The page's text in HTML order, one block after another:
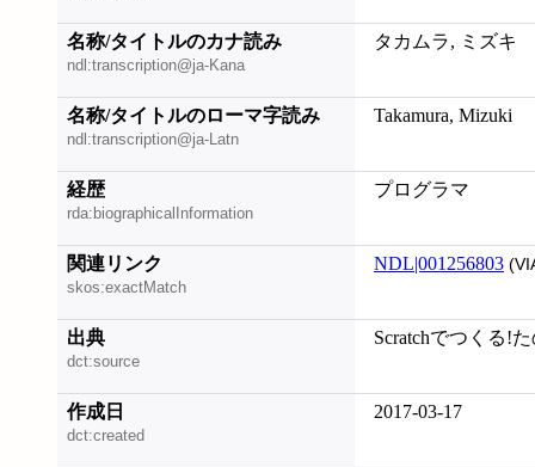
名称/タイトルのカナ読み
ndl:transcription@ja-Kana
タカムラ, ミズキ
名称/タイトルのローマ字読み
ndl:transcription@ja-Latn
Takamura, Mizuki
経歴
rda:biographicalInformation
プログラマ
関連リンク
skos:exactMatch
NDL|001256803
出典
dct:source
Scratchでつくる!
作成日
dct:created
2017-03-17